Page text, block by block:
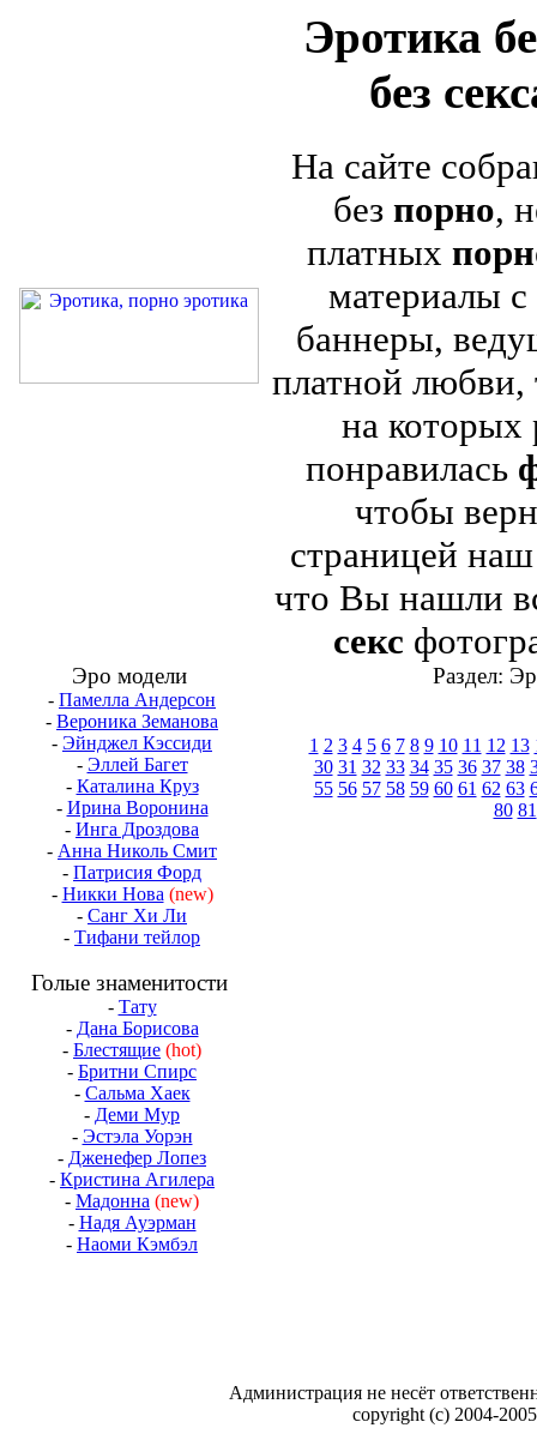
Эротика
без
На сайте
без порно,
платных
материалы
баннеры,
платной любви,
на
понравилась
чтобы
страницей
что Вы нашли
секс
Эро модели
- Памелла Андерсон
- Вероника Земанова
- Эйнджел Кэссиди
- Эллей Багет
- Каталина Круз
- Ирина Воронина
- Инга Дроздова
- Анна Николь Смит
- Патрисия Форд
- Никки Нова (new)
- Санг Хи Ли
- Тифани тейлор
Голые знаменитости
- Тату
- Дана Борисова
- Блестящие (hot)
- Бритни Спирс
- Сальма Хаек
- Деми Мур
- Эстэла Уорэн
- Дженефер Лопез
- Кристина Агилера
- Мадонна (new)
- Надя Ауэрман
- Наоми Кэмбэл
Раздел:
1 2 3 4 5 6 7 8 9 10 11 12 13
30 31 32 33 34 35 36 37 38
55 56 57 58 59 60 61 62 63
80 81
Администрация не несёт
copyright (c) 2004-